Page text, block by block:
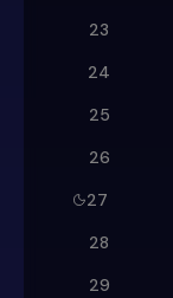
23
24
25
26
27
28
29